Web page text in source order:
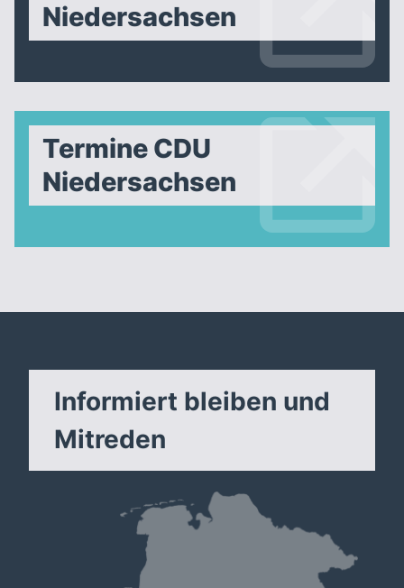
Niedersachsen
Termine CDU
Niedersachsen
Informiert bleiben und
Mitreden